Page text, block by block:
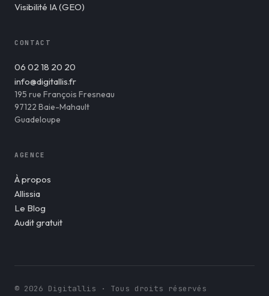
Visibilité IA (GEO)
CONTACT
06 02 18 20 20
info@digitallis.fr
195 rue François Fresneau
97122 Baie-Mahault
Guadeloupe
AGENCE
À propos
Allissia
Le Blog
Audit gratuit
© 2026 Digitallis · Tous droits réservés